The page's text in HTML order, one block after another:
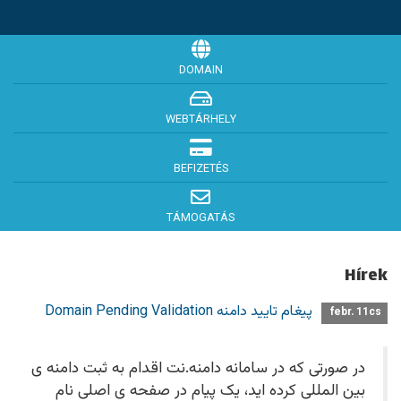
DOMAIN
WEBTÁRHELY
BEFIZETÉS
TÁMOGATÁS
Hírek
febr. 11cs پیغام تایید دامنه Domain Pending Validation
در صورتی که در سامانه دامنه.نت اقدام به ثبت دامنه ی
بین المللی کرده اید، یک پیام در صفحه ی اصلی نام